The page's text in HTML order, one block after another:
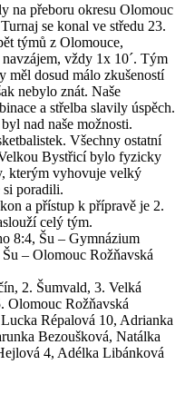
na přeboru okresu Olomouc
se konal ve středu 23.
týmů z Olomouce,
vždy 1x 10´. Tým
měl dosud málo zkušeností
nebylo znát. Naše
a střelba slavily úspěch.
nad naše možnosti.
Všechny ostatní
Bystřicí bylo fyzicky
kterým vyhovuje velký
si poradili.
a přístup k přípravě je 2.
celý tým.
8:4, Šu – Gymnázium
– Olomouc Rožňavská
2. Šumvald, 3. Velká
Olomouc Rožňavská
Répalová 10, Adrianka
Bezoušková, Natálka
4, Adélka Libánková